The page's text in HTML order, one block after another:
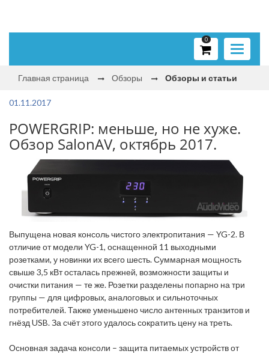
Toggle
0
Главная страница Обзоры Обзоры и статьи
01.11.2017
POWERGRIP: меньше, но не хуже.
Обзор SalonAV, октябрь 2017.
Выпущена новая консоль чистого электропитания — YG-2. В
отличие от модели YG-1, оснащенной 11 выходными
розетками, у новинки их всего шесть. Суммарная мощность
свыше 3,5 кВт осталась прежней, возможности защиты и
очистки питания — те же. Розетки разделены попарно на три
группы — для цифровых, аналоговых и сильноточных
потребителей. Также уменьшено число антенных транзитов и
гнёзд USB. За счёт этого удалось сократить цену на треть.
Основная задача консоли – защита питаемых устройств от